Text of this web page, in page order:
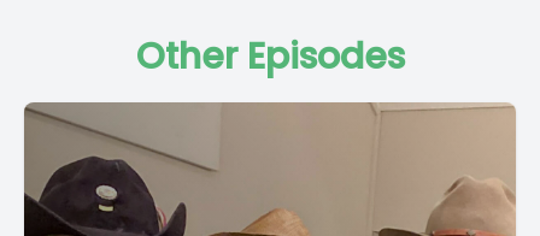
Other Episodes